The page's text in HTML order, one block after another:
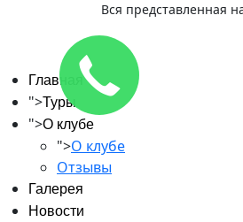
Вся представленная
Главная
">Туры
">О клубе
">О клубе
Отзывы
Галерея
Новости